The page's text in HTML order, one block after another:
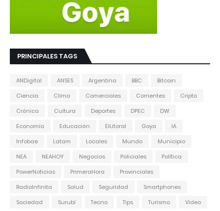
PRINCIPALES TAGS
ANDigital ANSES Argentina BBC
Bitcoin
Ciencia
Clima Comerciales Corrientes
Cripto
Crónica
Cultura Deportes DPEC
DW
Economía
Educación ElLitoral Goya
IA
Infobae
Latam Locales Mundo
Municipio
NEA
NEAHOY Negocios Policiales
Política
PowerNoticias
PrimeraHora
Provinciales
RadioInfinita
Salud Seguridad
Smartphones
Sociedad
Surubí Tecno Tips Turismo
Video